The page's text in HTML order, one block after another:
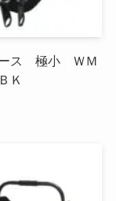
ース 極小 ＷＭ
Ｋ